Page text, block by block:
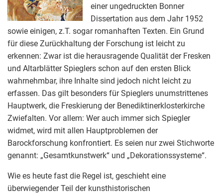
einer ungedruckten Bonner
Dissertation aus dem Jahr 1952
sowie einigen, z.T. sogar romanhaften Texten. Ein Grund
für diese Zurückhaltung der Forschung ist leicht zu
erkennen: Zwar ist die herausragende Qualität der Fresken
und Altarblätter Spieglers schon auf den ersten Blick
wahrnehmbar, ihre Inhalte sind jedoch nicht leicht zu
erfassen. Das gilt besonders für Spieglers unumstrittenes
Hauptwerk, die Freskierung der Benediktinerklosterkirche
Zwiefalten. Vor allem: Wer auch immer sich Spiegler
widmet, wird mit allen Hauptproblemen der
Barockforschung konfrontiert. Es seien nur zwei Stichworte
genannt: „Gesamtkunstwerk“ und „Dekorationssysteme“.
Wie es heute fast die Regel ist, geschieht eine
überwiegender Teil der kunsthistorischen